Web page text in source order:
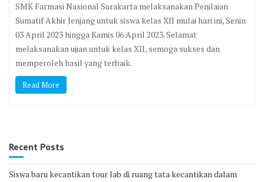
SMK Farmasi Nasional Surakarta melaksanakan Penilaian
Sumatif Akhir Jenjang untuk siswa kelas XII mulai hari ini, Senin
03 April 2023 hingga Kamis 06 April 2023. Selamat
melaksanakan ujian untuk kelas XII, semoga sukses dan
memperoleh hasil yang terbaik.
Read More
Recent Posts
Siswa baru kecantikan tour lab di ruang tata kecantikan dalam